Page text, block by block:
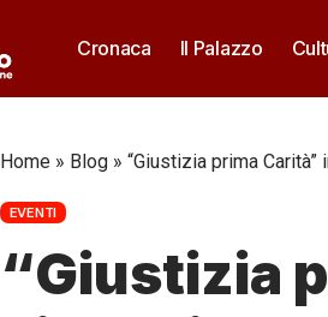
Cronaca Il Palazzo
Home » Blog » “Giustizia prima
EVENTI
“Giustizia